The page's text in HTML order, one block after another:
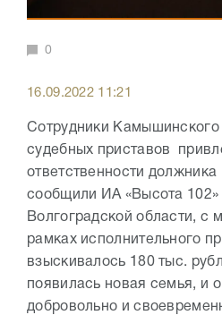
0
16.09.2022 11:21
Сотрудники Камышинского
судебных приставов
ответственности
сообщили ИА «Высота
Волгоградской области, с
рамках исполнительного
взыскивалось 180 тыс.
появилась новая семья, и
добровольно и